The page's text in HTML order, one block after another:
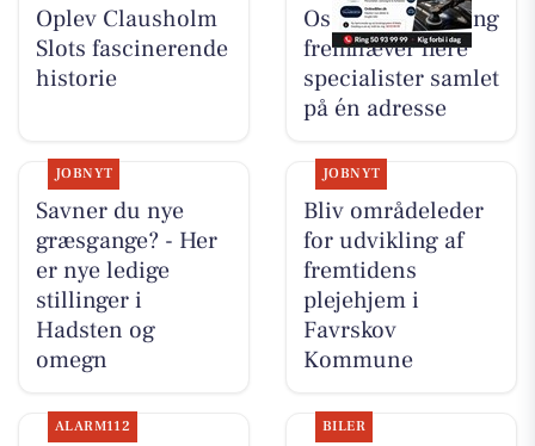
Oplev Clausholm
Slots fascinerende
historie
Oscar Biludlejning
fremhæver flere
specialister samlet
på én adresse
JOBNYT
Savner du nye
græsgange? - Her
er nye ledige
stillinger i
Hadsten og
omegn
JOBNYT
Bliv områdeleder
for udvikling af
fremtidens
plejehjem i
Favrskov
Kommune
ALARM112 BILER